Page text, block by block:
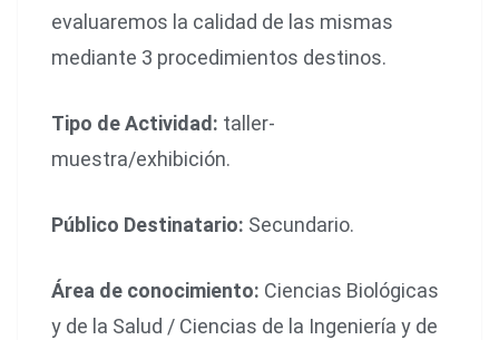
evaluaremos la calidad de las mismas
mediante 3 procedimientos destinos.
Tipo de Actividad: taller-
muestra/exhibición.
Público Destinatario: Secundario.
Área de conocimiento: Ciencias Biológicas
y de la Salud / Ciencias de la Ingeniería y de